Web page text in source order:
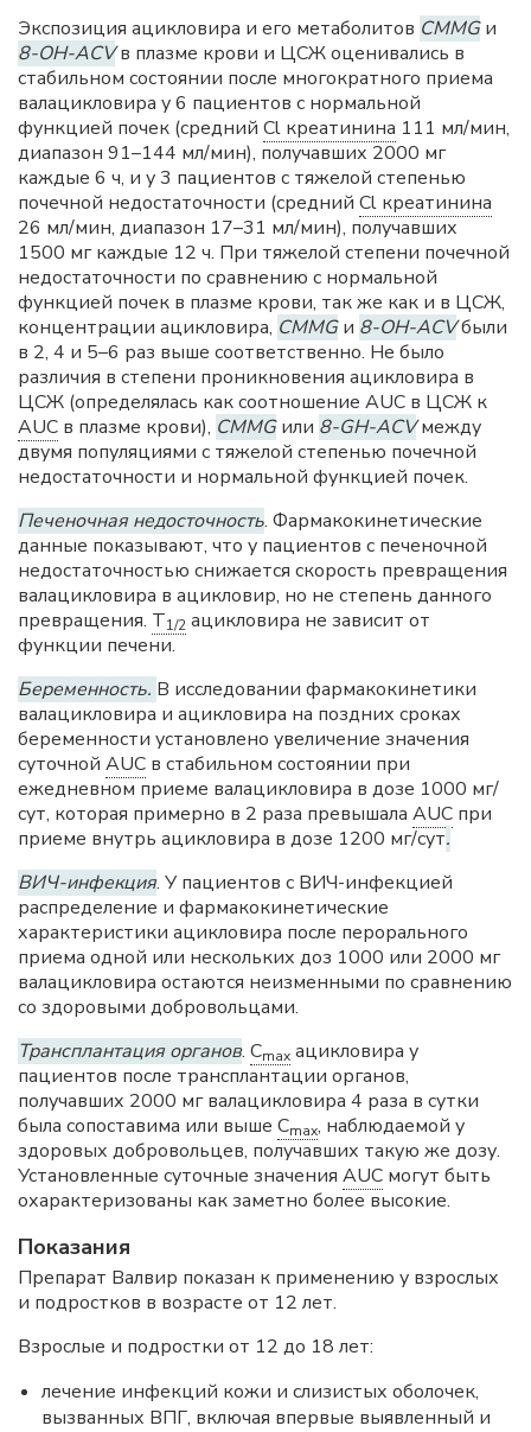
Экспозиция ацикловира и его метаболитов CMMGи
8-OH-ACVв плазме крови и ЦСЖ оценивались в
стабильном состоянии после многократного приема
валацикловира у 6 пациентов с нормальной
функцией почек (средний Cl креатинина 111 мл/мин,
диапазон 91–144 мл/мин), получавших 2000 мг
каждые 6 ч, и у 3 пациентов с тяжелой степенью
почечной недостаточности (средний Cl креатинина
26 мл/мин, диапазон 17–31 мл/мин), получавших
1500 мг каждые 12 ч. При тяжелой степени почечной
недостаточности по сравнению с нормальной
функцией почек в плазме крови, так же как и в ЦСЖ,
концентрации ацикловира, CMMGи 8-OH-ACVбыли
в 2, 4 и 5–6 раз выше соответственно. Не было
различия в степени проникновения ацикловира в
ЦСЖ (определялась как соотношение AUC в ЦСЖ к
AUC в плазме крови), CMMGили 8-GH-ACVмежду
двумя популяциями с тяжелой степенью почечной
недостаточности и нормальной функцией почек.
Печеночная недосточность. Фармакокинетические
данные показывают, что у пациентов с печеночной
недостаточностью снижается скорость превращения
валацикловира в ацикловир, но не степень данного
превращения. T1/2 ацикловира не зависит от
функции печени.
Беременность. В исследовании фармакокинетики
валацикловира и ацикловира на поздних сроках
беременности установлено увеличение значения
суточной AUC в стабильном состоянии при
ежедневном приеме валацикловира в дозе 1000 мг/
сут, которая примерно в 2 раза превышала AUC при
приеме внутрь ацикловира в дозе 1200 мг/сут.
ВИЧ-инфекция. У пациентов с ВИЧ-инфекцией
распределение и фармакокинетические
характеристики ацикловира после перорального
приема одной или нескольких доз 1000 или 2000 мг
валацикловира остаются неизменными по сравнению
со здоровыми добровольцами.
Трансплантация органов. Cmax ацикловира у
пациентов после трансплантации органов,
получавших 2000 мг валацикловира 4 раза в сутки
была сопоставима или выше Cmax, наблюдаемой у
здоровых добровольцев, получавших такую же дозу.
Установленные суточные значения AUC могут быть
охарактеризованы как заметно более высокие.
Показания
Препарат Валвир показан к применению у взрослых
и подростков в возрасте от 12 лет.
Взрослые и подростки от 12 до 18 лет:
лечение инфекций кожи и слизистых оболочек,
вызванных ВПГ, включая впервые выявленный и